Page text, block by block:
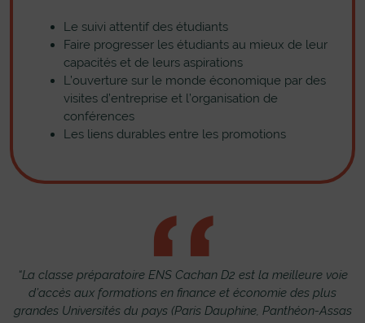
Le suivi attentif des étudiants
Faire progresser les étudiants au mieux de leur
capacités et de leurs aspirations
L’ouverture sur le monde économique par des
visites d’entreprise et l’organisation de
conférences
Les liens durables entre les promotions
“La classe préparatoire ENS Cachan D2 est la meilleure voie
d’accès aux formations en finance et économie des plus
grandes Universités du pays (Paris Dauphine, Panthéon-Assas